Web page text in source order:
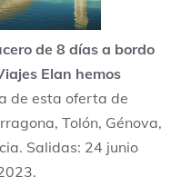
de 8 días a bordo
Elan hemos
de esta oferta de
Tolón, Génova,
Salidas: 24 junio